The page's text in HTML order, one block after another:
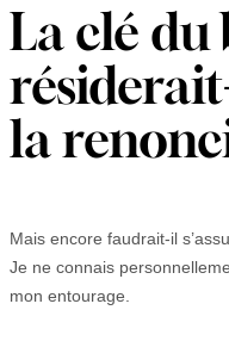
La clé
la
Mais encore faudrait-il
Je ne connais
mon entourage.